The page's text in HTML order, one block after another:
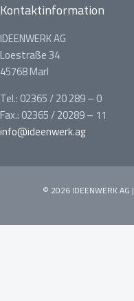
Kontaktinformation
IDEENWERK AG
Loestraße 34
45768 Marl
Tel.: 02365 / 20 289 – 0
Fax.: 02365 / 20289 – 11
info@ideenwerk.ag
© 2026 IDEENWERK AG |